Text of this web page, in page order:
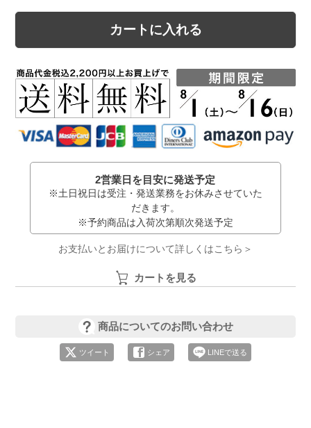
カートに入れる
2営業日を目安に発送予定
※土日祝日は受注・発送業務をお休みさせていた
だきます。
※予約商品は入荷次第順次発送予定
お支払いとお届けについて詳しくはこちら＞
カートを見る
商品についてのお問い合わせ
ツイート シェア LINEで送る